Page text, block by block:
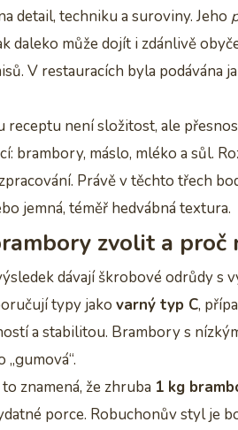
detail, techniku a suroviny. Jeho
daleko může dojít i zdánlivě
V restauracích byla podávána
receptu není složitost, ale
brambory, máslo, mléko a sůl.
Právě v těchto třech
jemná, téměř hedvábná textura.
zvolit a proč
dávají škrobové odrůdy s
typy jako varný typ C,
a stabilitou. Brambory s
„gumová“.
znamená, že zhruba 1 kg
porce. Robuchonův styl je